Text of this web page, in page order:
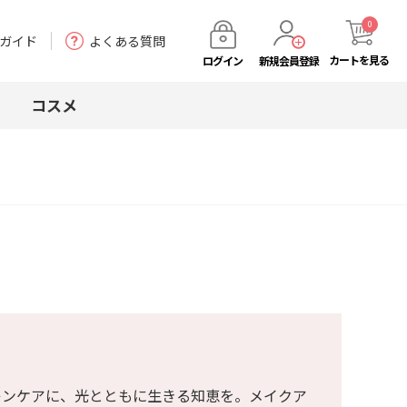
イド よくある質問
ログイン 新規会員登録 カートを見る
0
コスメ
ケアに、光とともに生きる知恵を。メイクア